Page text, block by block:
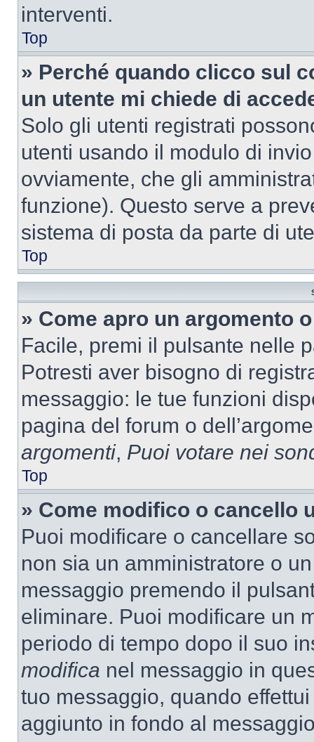
interventi.
Top
» Perché quando clicco sul
un utente mi chiede di
Solo gli utenti registrati
utenti usando il modulo di
ovviamente, che gli
funzione). Questo serve a
sistema di posta da parte di
Top
» Come apro un argomento
Facile, premi il pulsante nelle
Potresti aver bisogno di
messaggio: le tue funzioni
pagina del forum o
argomenti, Puoi votare nei
Top
» Come modifico o cancello
Puoi modificare o cancellare
non sia un amministratore o
messaggio premendo il
eliminare. Puoi modificare un
periodo di tempo dopo il suo
modifica nel messaggio in
tuo messaggio, quando
aggiunto in fondo al